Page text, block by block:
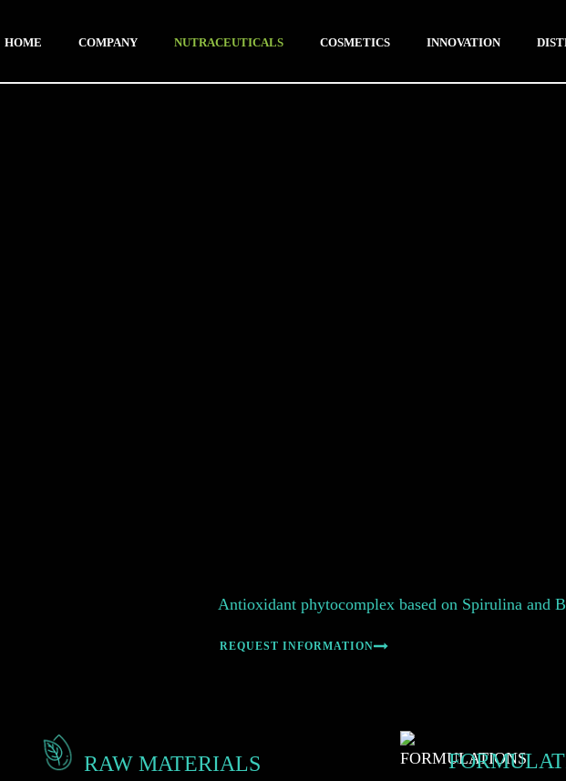
HOME COMPANY NUTRACEUTICALS COSMETICS INNOVATION
Antioxidant phytocomplex based on Spirulina and
REQUEST INFORMATION
RAW MATERIALS